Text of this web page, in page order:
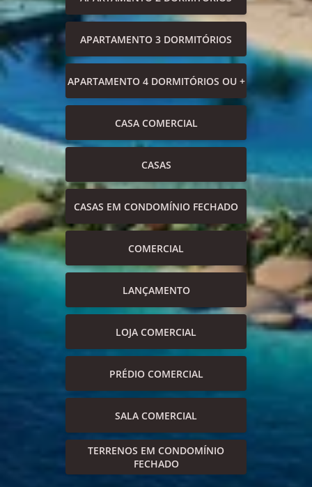
APARTAMENTO 3 DORMITÓRIOS
APARTAMENTO 4 DORMITÓRIOS OU +
CASA COMERCIAL
CASAS
CASAS EM CONDOMÍNIO FECHADO
COMERCIAL
LANÇAMENTO
LOJA COMERCIAL
PRÉDIO COMERCIAL
SALA COMERCIAL
TERRENOS EM CONDOMÍNIO
FECHADO